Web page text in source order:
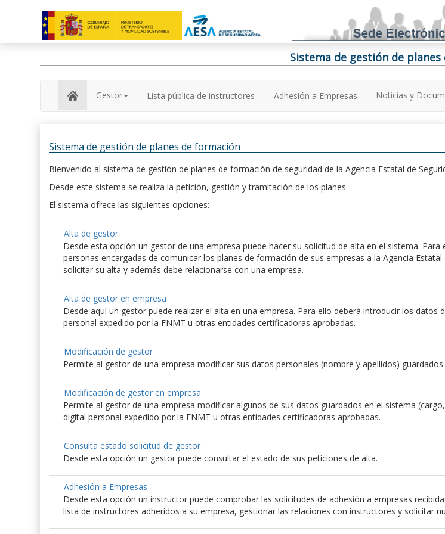
Sistema de gestión de
Gestor Lista pública de instructores Adhesión a Empresas Noticias y
Sistema de gestión de planes de formación
Bienvenido al sistema de gestión de planes de formación de seguridad de la Agencia Estatal de
Desde este sistema se realiza la petición, gestión y tramitación de los planes.
El sistema ofrece las siguientes opciones:
Alta de gestor
Desde esta opción un gestor de una empresa puede hacer su solicitud de alta en el sistema.
personas encargadas de comunicar los planes de formación de sus empresas a la Agencia
solicitar su alta y además debe relacionarse con una empresa.
Alta de gestor en empresa
Desde aquí un gestor puede realizar el alta en una empresa. Para ello deberá introducir los
personal expedido por la FNMT u otras entidades certificadoras aprobadas.
Modificación de gestor
Permite al gestor de una empresa modificar sus datos personales (nombre y apellidos)
Modificación de gestor en empresa
Permite al gestor de una empresa modificar algunos de sus datos guardados en el sistema
digital personal expedido por la FNMT u otras entidades certificadoras aprobadas.
Consulta estado solicitud de gestor
Desde esta opción un gestor puede consultar el estado de sus peticiones de alta.
Adhesión a Empresas
Desde esta opción un instructor puede comprobar las solicitudes de adhesión a empresas
lista de instructores adheridos a su empresa, gestionar las relaciones con instructores y solicitar